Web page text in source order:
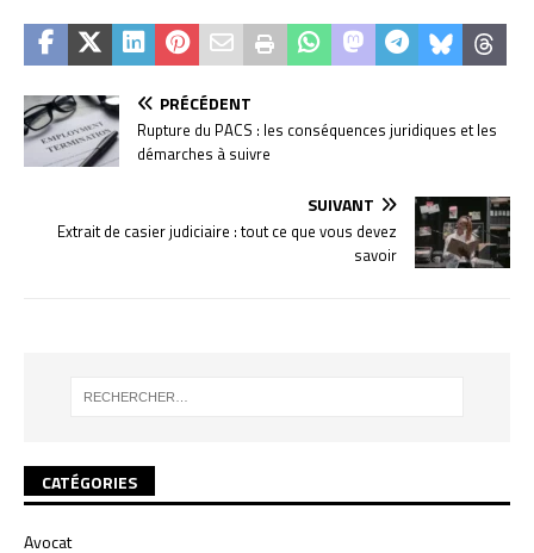
PRÉCÉDENT
Rupture du PACS : les conséquences juridiques et les
démarches à suivre
SUIVANT
Extrait de casier judiciaire : tout ce que vous devez
savoir
CATÉGORIES
Avocat